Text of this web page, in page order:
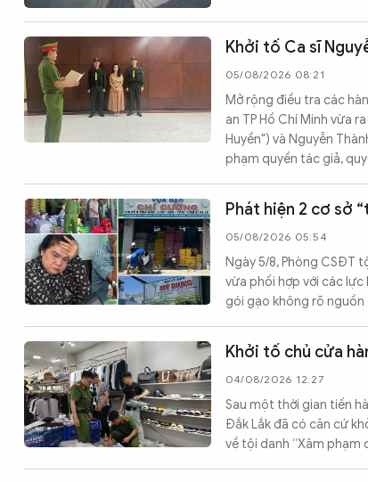
Khởi tố Ca sĩ
05/08/2026 08:21
Mở rộng điều tra các
an TP Hồ Chí Minh vừa
Huyền") và Nguyễn
phạm quyền tác giả,
Phát hiện 2 cơ sở
05/08/2026 05:54
Ngày 5/8, Phòng CSĐT
vừa phối hợp với các
gói gạo không rõ nguồn
Khởi tố chủ cửa
04/08/2026 12:27
Sau một thời gian tiến
Đắk Lắk đã có căn cứ
về tội danh “Xâm phạm